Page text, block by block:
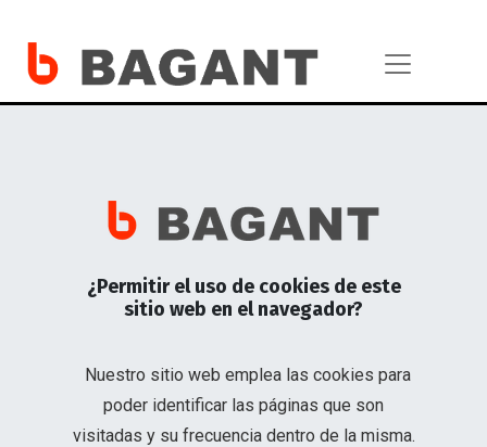
Montacargas e
Intralogística
Optimiza tu rendimiento en carga y descarga de
¿Permitir el uso de cookies de este
sitio web en el navegador?
Nuestro sitio web emplea las cookies para
poder identificar las páginas que son
visitadas y su frecuencia dentro de la misma.